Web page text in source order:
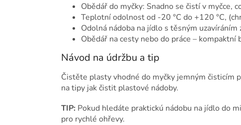
Obědář do myčky: Snadno se čistí v myčce,
Teplotní odolnost od -20 °C do +120 °C,
Odolná nádoba na jídlo s těsným
Obědář na cesty nebo do práce –
Návod na údržbu a tip
Čistěte plasty vhodné do myčky jemným čisticím
na tipy jak čistit plastové nádoby.
TIP: Pokud hledáte praktickú nádobu na jídlo do
pro rychlé ohřevy.